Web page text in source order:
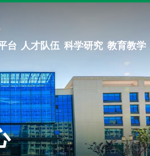
台 人才队伍 科学研究 教育教学